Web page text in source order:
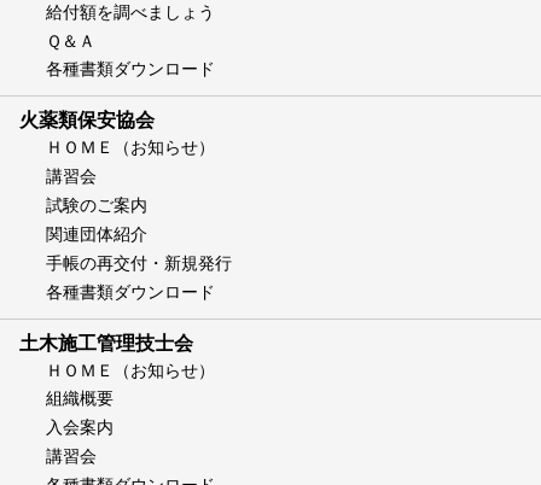
給付額を調べましょう
Ｑ＆Ａ
各種書類ダウンロード
火薬類保安協会
ＨＯＭＥ（お知らせ）
講習会
試験のご案内
関連団体紹介
手帳の再交付・新規発行
各種書類ダウンロード
土木施工管理技士会
ＨＯＭＥ（お知らせ）
組織概要
入会案内
講習会